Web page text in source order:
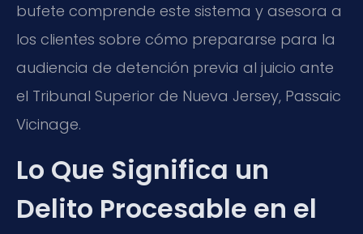
bufete comprende este sistema y asesora a
los clientes sobre cómo prepararse para la
audiencia de detención previa al juicio ante
el Tribunal Superior de Nueva Jersey, Passaic
Vicinage.
Lo Que Significa un
Delito Procesable en el